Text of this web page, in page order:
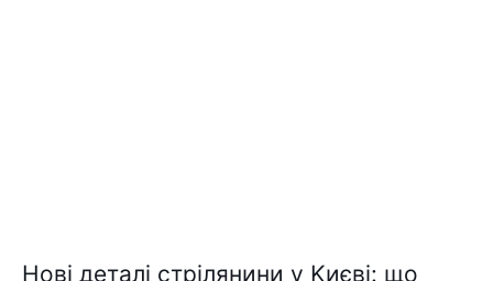
Hові дeтaлі cтpілянини y Kиєві: що